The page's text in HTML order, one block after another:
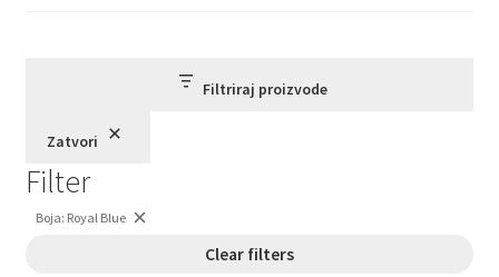
Filtriraj proizvode
Zatvori
Filter
Boja: Royal Blue
Ukloni
Clear filters